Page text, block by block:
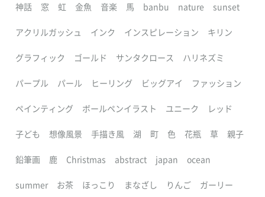
神話 窓 虹 金魚 音楽 馬 banbu nature sunset
アクリルガッシュ インク インスピレーション キリン
グラフィック ゴールド サンタクロース ハリネズミ
パープル パール ヒーリング ビッグアイ ファッション
ペインティング ボールペンイラスト ユニーク レッド
子ども 想像風景 手描き風 湖 町 色 花瓶 草 親子
鉛筆画 鹿 Christmas abstract japan ocean
summer お茶 ほっこり まなざし りんご ガーリー